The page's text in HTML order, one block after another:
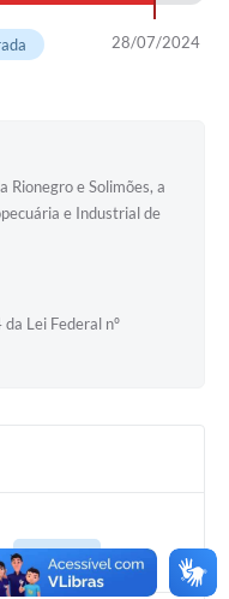
28/07/2024
Rionegro e Solimões, a
e Industrial de
Lei Federal nº
Acessar